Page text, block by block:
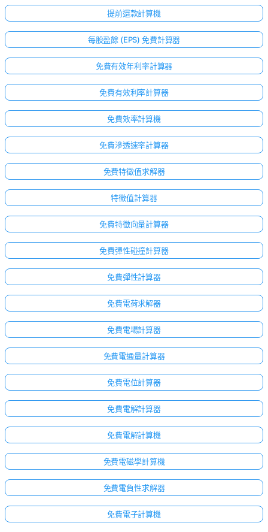
點擊
登
入！
提前還款計算機
每股盈餘 (EPS) 免費計算器
免費有效年利率計算器
免費有效利率計算器
免費效率計算機
免費滲透速率計算器
免費特徵值求解器
特徵值計算器
免費特徵向量計算器
免費彈性碰撞計算器
免費彈性計算器
免費電荷求解器
免費電場計算器
免費電通量計算器
免費電位計算器
免費電解計算器
免費電解計算機
免費電磁學計算機
免費電負性求解器
免費電子計算機